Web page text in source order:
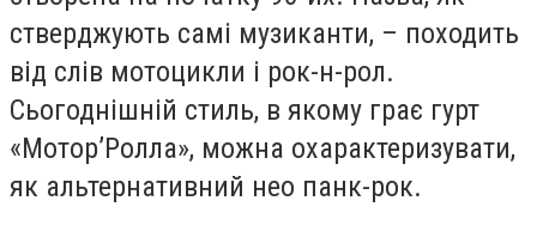
стверджують самі музиканти, – походить
від слів мотоцикли і рок-н-рол.
Сьогоднішній стиль, в якому грає гурт
«Мотор’Ролла», можна охарактеризувати,
як альтернативний нео панк-рок.